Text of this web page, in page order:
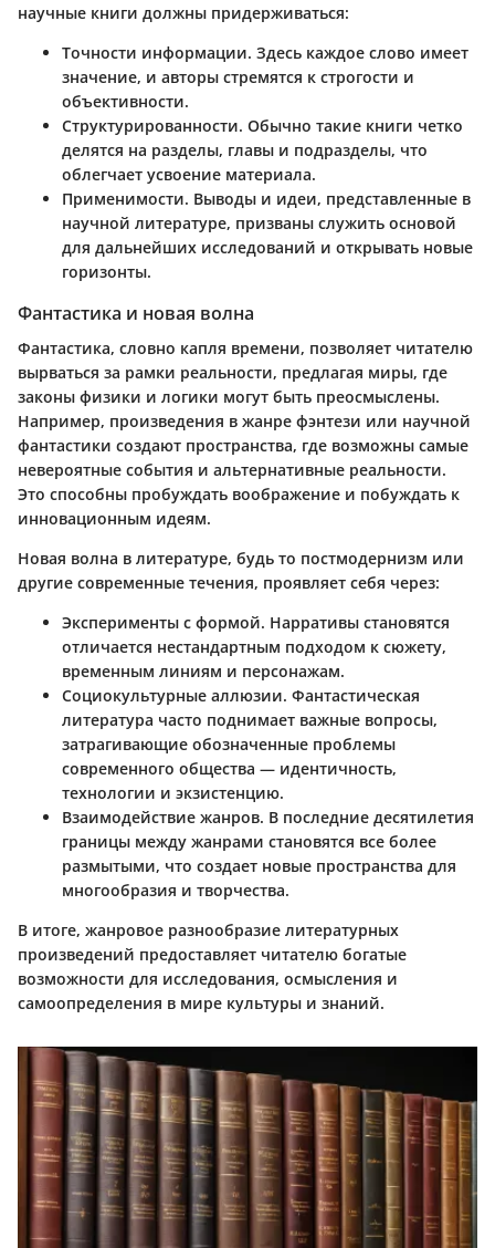
научные книги должны придерживаться:
Точности информации. Здесь каждое слово имеет
значение, и авторы стремятся к строгости и
объективности.
Структурированности. Обычно такие книги четко
делятся на разделы, главы и подразделы, что
облегчает усвоение материала.
Применимости. Выводы и идеи, представленные в
научной литературе, призваны служить основой
для дальнейших исследований и открывать новые
горизонты.
Фантастика и новая волна
Фантастика, словно капля времени, позволяет читателю
вырваться за рамки реальности, предлагая миры, где
законы физики и логики могут быть преосмыслены.
Например, произведения в жанре фэнтези или научной
фантастики создают пространства, где возможны самые
невероятные события и альтернативные реальности.
Это способны пробуждать воображение и побуждать к
инновационным идеям.
Новая волна в литературе, будь то постмодернизм или
другие современные течения, проявляет себя через:
Эксперименты с формой. Нарративы становятся
отличается нестандартным подходом к сюжету,
временным линиям и персонажам.
Социокультурные аллюзии. Фантастическая
литература часто поднимает важные вопросы,
затрагивающие обозначенные проблемы
современного общества — идентичность,
технологии и экзистенцию.
Взаимодействие жанров. В последние десятилетия
границы между жанрами становятся все более
размытыми, что создает новые пространства для
многообразия и творчества.
В итоге, жанровое разнообразие литературных
произведений предоставляет читателю богатые
возможности для исследования, осмысления и
самоопределения в мире культуры и знаний.